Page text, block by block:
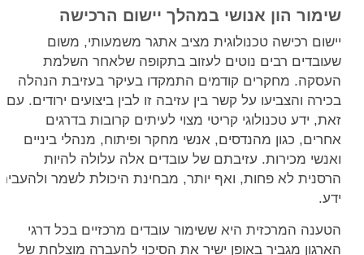
שימור הון אנושי במהלך יישום הרכישה
יישום רכישה טכנולוגית מציב אתגר משמעותי, משום
שעובדים רבים נוטים לעזוב בתקופה שלאחר השלמת
העסקה. מחקרים קודמים התמקדו בעיקר בעזיבת הנהלה
בכירה והצביעו על קשר בין עזיבה זו לבין ביצועים ירודים. עם
זאת, ידע טכנולוגי קריטי מצוי לעיתים קרובות בדרגים
אחרים, כגון מהנדסים, אנשי מחקר ופיתוח, מנהלי ביניים
ואנשי מכירות. עזיבתם של עובדים אלה עלולה להיות
הרסנית לא פחות, ואף יותר, מבחינת היכולת לשמר ולהעביר
ידע.
הטענה המרכזית היא ששימור עובדים מרכזיים בכל דרגי
הארגון מגביר באופן ישיר את הסיכוי להעברה מוצלחת של